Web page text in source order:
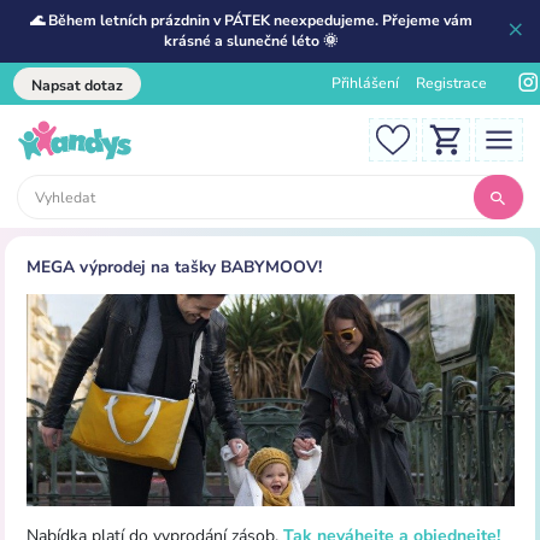
🌊 Během letních prázdnin v PÁTEK neexpedujeme. Přejeme vám
krásné a slunečné léto 🌞
Napsat dotaz Přihlášení Registrace
MEGA výprodej na tašky BABYMOOV!
Nabídka platí do vyprodání zásob. Tak neváhejte a objednejte!